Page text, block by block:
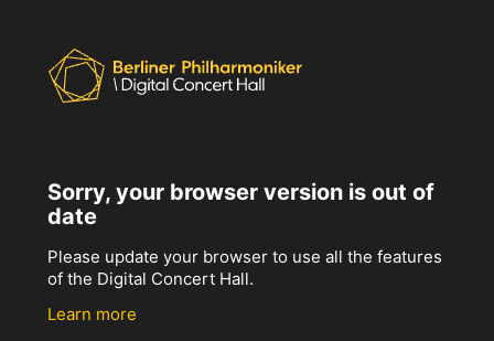
Sorry, your browser version is out of
date
Please update your browser to use all the features
of the Digital Concert Hall.
Learn more